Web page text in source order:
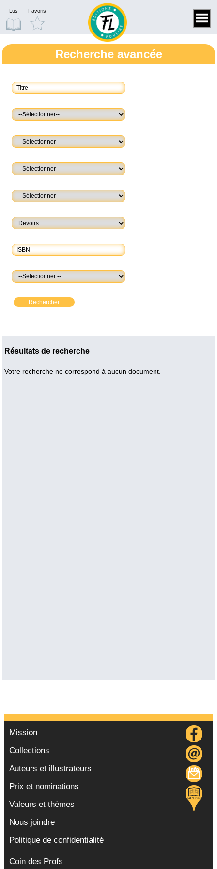
Lus Favoris
Recherche avancée
Rechercher
Résultats de recherche
Votre recherche ne correspond à aucun document.
Mission
Collections
Auteurs et illustrateurs
Prix et nominations
Valeurs et thèmes
Nous joindre
Politique de confidentialité
Coin des Profs